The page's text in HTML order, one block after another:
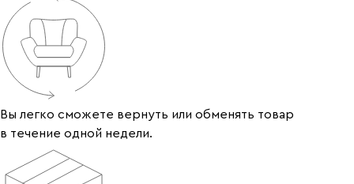
Вы легко сможете вернуть или обменять товар
в течение одной недели.